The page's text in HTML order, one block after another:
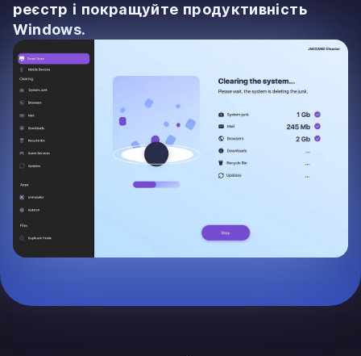
реєстр і покращуйте продуктивність
Windows.